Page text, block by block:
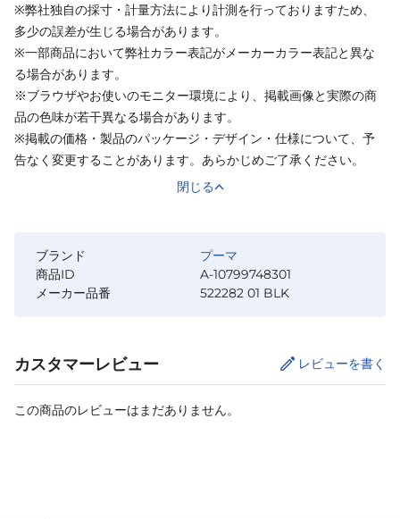
※弊社独自の採寸・計量方法により計測を行っておりますため、
多少の誤差が生じる場合があります。
※一部商品において弊社カラー表記がメーカーカラー表記と異な
る場合があります。
※ブラウザやお使いのモニター環境により、掲載画像と実際の商
品の色味が若干異なる場合があります。
※掲載の価格・製品のパッケージ・デザイン・仕様について、予
告なく変更することがあります。あらかじめご了承ください。
閉じる
ブランド
プーマ
商品ID
A-10799748301
メーカー品番
522282 01 BLK
カスタマーレビュー レビューを書く
この商品のレビューはまだありません。